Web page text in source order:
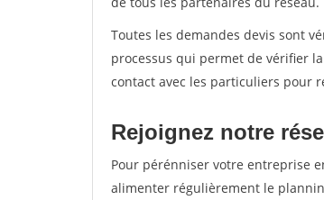
Toutes les demandes devis sont
processus qui permet de vérifier
contact avec les particuliers pour
Rejoignez notre
Pour pérénniser votre entreprise
alimenter régulièrement le